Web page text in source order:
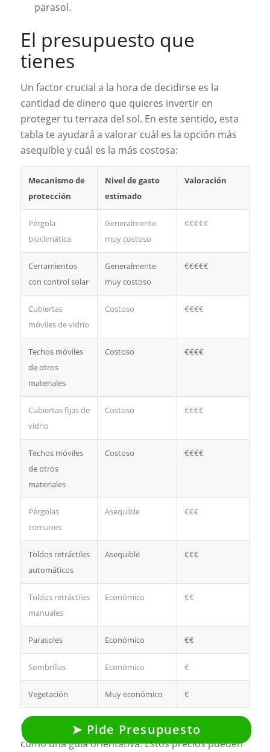
parasol.
El presupuesto que
tienes
Un factor crucial a la hora de decidirse es la
cantidad de dinero que quieres invertir en
proteger tu terraza del sol. En este sentido, esta
tabla te ayudará a valorar cuál es la opción más
asequible y cuál es la más costosa:
Mecanismo de
protección
Nivel de gasto
estimado
Valoración
Pérgola
bioclimática
Generalmente
muy costoso
€€€€€
Cerramientos
con control solar
Generalmente
muy costoso
€€€€€
Cubiertas
móviles de vidrio
Costoso €€€€
Techos móviles
de otros
materiales
Costoso €€€€
Cubiertas fijas de
vidrio
Costoso €€€€
Techos móviles
de otros
materiales
Costoso €€€€
Pérgolas
comunes
Asequible €€€
Toldos retráctiles
automáticos
Asequible €€€
Toldos retráctiles
manuales
Económico €€
Parasoles Económico €€
Sombrillas Económico €
Vegetación Muy económico €
En cualquier caso, esta tabla solo debe servirte
como una guía orientativa. Estos precios pueden
Pide Presupuesto